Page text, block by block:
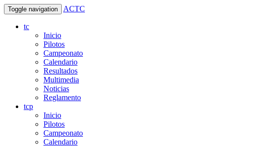
Toggle navigation ACTC
tc
Inicio
Pilotos
Campeonato
Calendario
Resultados
Multimedia
Noticias
Reglamento
tcp
Inicio
Pilotos
Campeonato
Calendario